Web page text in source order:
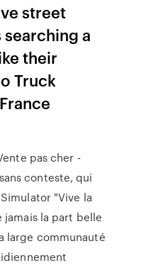
street
a
their
Truck
pas cher -
conteste, qui
"Vive la
jamais la part belle
large communauté